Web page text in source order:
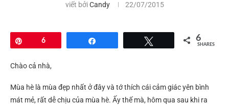
viết bởiCandy 22/07/2015
6 6
SHARES
Chào cả nhà,
Mùa hè là mùa đẹp nhất ở đây và tớ thích cái cảm giác yên bình
mát mẻ, rất dễ chịu của mùa hè. Ấy thế mà, hôm qua sau khi ra